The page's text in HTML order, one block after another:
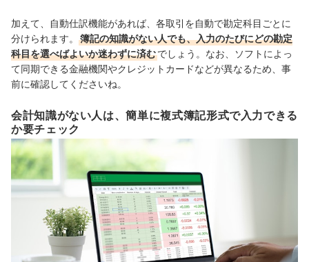
加えて、自動仕訳機能があれば、各取引を自動で勘定科目ごとに
分けられます。
簿記の知識がない人でも、入力のたびにどの勘定
科目を選べばよいか迷わずに済むでしょう。 なお、ソフトによっ
て同期できる金融機関やクレジットカードなどが異なるため、事
前に確認してくださいね。
会計知識がない人は、簡単に複式簿記形式で入力できる
か要チェック